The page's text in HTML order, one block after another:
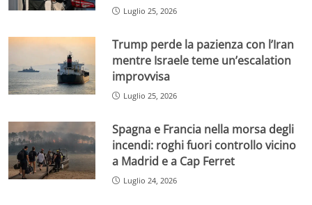
Luglio 25, 2026
Trump perde la pazienza con l’Iran
mentre Israele teme un’escalation
improvvisa
Luglio 25, 2026
Spagna e Francia nella morsa degli
incendi: roghi fuori controllo vicino
a Madrid e a Cap Ferret
Luglio 24, 2026